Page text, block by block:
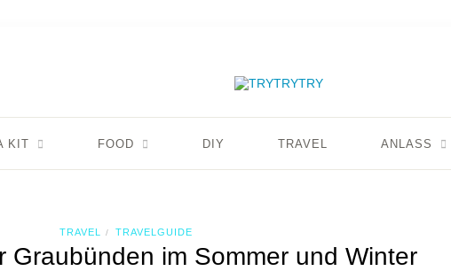
KIT FOOD DIY TRAVEL ANLASS
TRAVEL / TRAVELGUIDE
Graubünden im Sommer und Winter